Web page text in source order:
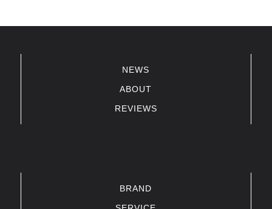
NEWS
ABOUT
REVIEWS
BRAND